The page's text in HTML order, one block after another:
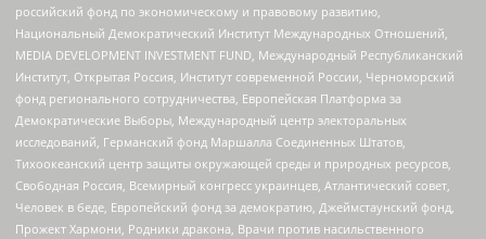
российский фонд по экономическому и правовому развитию,
Национальный Демократический Институт Международных Отношений,
MEDIA DEVELOPMENT INVESTMENT FUND, Международный Республиканский
Институт, Открытая Россия, Институт современной России, Черноморский
фонд регионального сотрудничества, Европейская Платформа за
Демократические Выборы, Международный центр электоральных
исследований, Германский фонд Маршалла Соединенных Штатов,
Тихоокеанский центр защиты окружающей среды и природных ресурсов,
Свободная Россия, Всемирный конгресс украинцев, Атлантический совет,
Человек в беде, Европейский фонд за демократию, Джеймстаунский фонд,
Прожект Хармони, Родники дракона, Врачи против насильственного